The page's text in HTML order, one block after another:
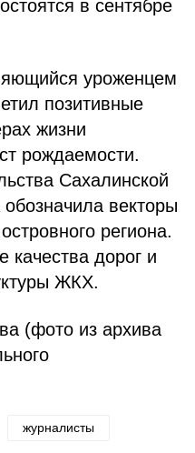
в сентябре
уроженцем
позитивные
жизни
рождаемости.
Сахалинской
векторы
региона.
качества дорог и
ЖКХ.
(фото из архива
журналисты